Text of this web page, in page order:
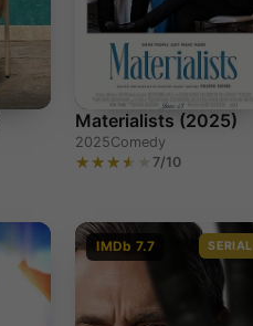
Materialists (2025)
2025Comedy
7/10
IMDb 7.7 SERIAL